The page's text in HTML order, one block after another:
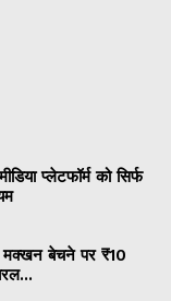
प्लेटफॉर्म को सिर्फ
बेचने पर ₹10